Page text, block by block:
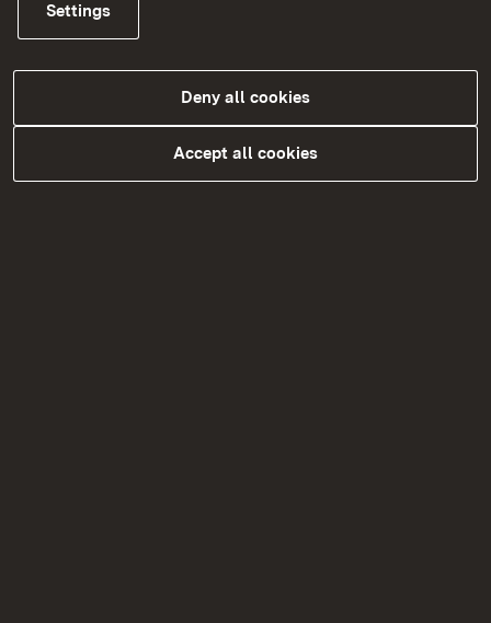
Sektorenauftraggeber i. S. d. § 100 GWB i. V. m.
§ 2 Satz 1 Nummer 2 SaubFahrzeugBeschG
Auch bei Ausschreibungen für Buslinien oder
Müllabfuhrdienste, die von privaten Unternehmen
betrieben werden, muss beispielsweise auf
umweltfreundliche Fahrzeuge geachtet werden,
Settings
Deny all cookies
Accept all cookies